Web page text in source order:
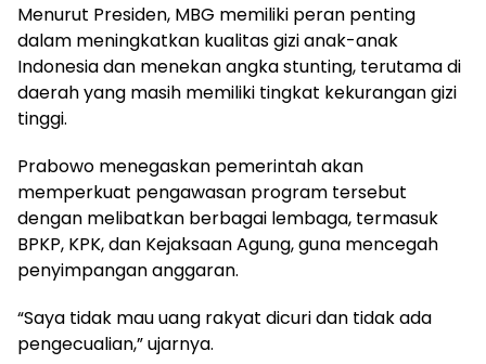
Menurut Presiden, MBG memiliki peran penting
dalam meningkatkan kualitas gizi anak-anak
Indonesia dan menekan angka stunting, terutama di
daerah yang masih memiliki tingkat kekurangan gizi
tinggi.
Prabowo menegaskan pemerintah akan
memperkuat pengawasan program tersebut
dengan melibatkan berbagai lembaga, termasuk
BPKP, KPK, dan Kejaksaan Agung, guna mencegah
penyimpangan anggaran.
“Saya tidak mau uang rakyat dicuri dan tidak ada
pengecualian,” ujarnya.